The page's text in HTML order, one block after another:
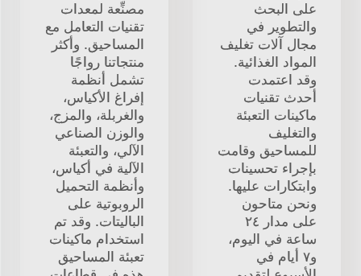
على البحث
والتطوير في
مجال آلات تغليف
المواد الغذائية.
وقد اعتمدت
أحدث تقنيات
ماكينات التعبئة
والتغليف
للمساحيق وقامت
بإجراء تحسينات
وابتكارات عليها.
ونحن متاحون
على مدار ٢٤
ساعة في اليوم،
و٧ أيام في
مصنِّعة لمعدات
تقنيات التعامل مع
المساحيق. وأكثر
منتجاتنا رواجًا
تشمل أنظمة
إفراغ الأكياس،
والغربلة، والمزج،
والوزن الصناعي
الآلي، والتعبئة
الآلية في أكياس،
وأنظمة التحميل
الروبوتية على
الباليتات. وقد تم
استخدام ماكينات
تعبئة المساحيق